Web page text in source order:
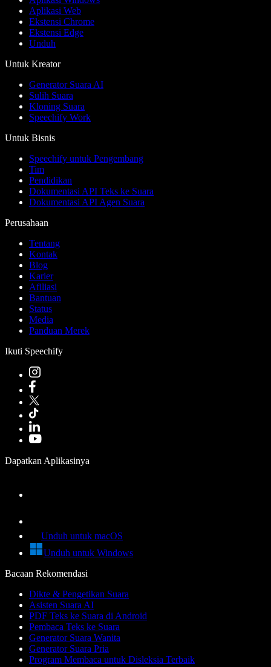
Aplikasi Web
Ekstensi Chrome
Ekstensi Edge
Unduh
Untuk Kreator
Generator Suara AI
Sulih Suara
Kloning Suara
Speechify Work
Untuk Bisnis
Speechify untuk Pengembang
Tim
Pendidikan
Dokumentasi API Teks ke Suara
Dokumentasi API Agen Suara
Perusahaan
Tentang
Kontak
Blog
Karier
Afiliasi
Bantuan
Status
Media
Panduan Merek
Ikuti Speechify
Dapatkan Aplikasinya
Unduh untuk macOS
Unduh untuk Windows
Bacaan Rekomendasi
Dikte & Pengetikan Suara
Asisten Suara AI
PDF Teks ke Suara di Android
Pembaca Teks ke Suara
Generator Suara Wanita
Generator Suara Pria
Program Membaca untuk Disleksia Terbaik